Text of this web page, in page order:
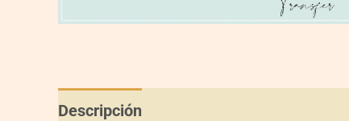
Descripción